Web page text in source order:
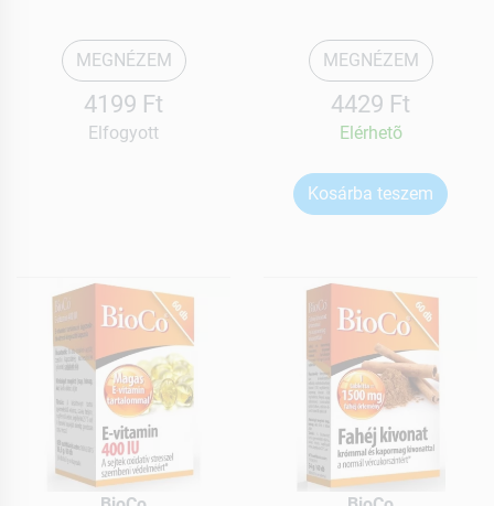
MEGNÉZEM
4199 Ft
Elfogyott
MEGNÉZEM
4429 Ft
Elérhetõ
Kosárba teszem